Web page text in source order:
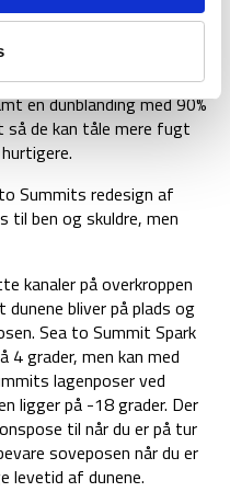
i. Spark SP2 er
lynlås som går halvvejs
vægt og varmetab.
med UltraDry dun som
en dunblanding med 90%
så de kan tåle mere fugt
Summits redesign af
til ben og skuldre, men
kanaler på overkroppen
bliver på plads og
Sea to Summit Spark
grader, men kan med
lagenposer ved
ligger på -18 grader. Der
til når du er på tur
soveposen når du er
levetid af dunene.